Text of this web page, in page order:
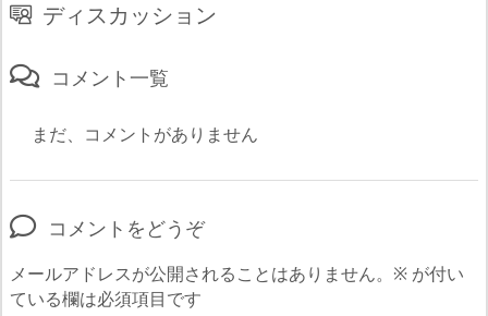
ディスカッション
コメント一覧
まだ、コメントがありません
コメントをどうぞ
メールアドレスが公開されることはありません。 ※ が付い
ている欄は必須項目です